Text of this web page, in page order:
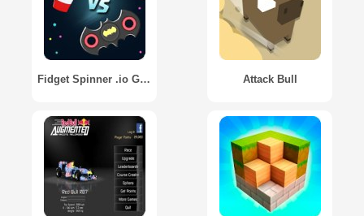
Fidget Spinner .io Game Attack Bull